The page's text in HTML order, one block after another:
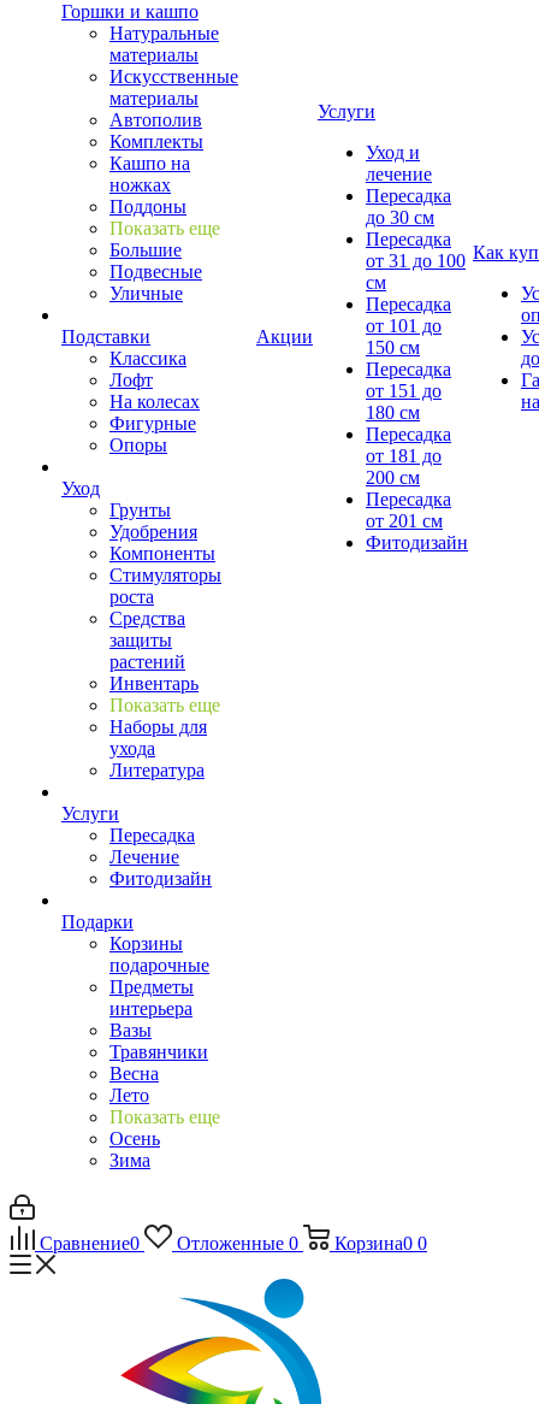
Горшки и кашпо
Натуральные
материалы
Искусственные
материалы
Автополив
Комплекты
Кашпо на
ножках
Поддоны
Показать еще
Большие
Подвесные
Уличные
Подставки
Классика
Лофт
На колесах
Фигурные
Опоры
Уход
Грунты
Удобрения
Компоненты
Стимуляторы
роста
Средства
защиты
растений
Инвентарь
Показать еще
Наборы для
ухода
Литература
Услуги
Пересадка
Лечение
Фитодизайн
Подарки
Корзины
подарочные
Предметы
интерьера
Вазы
Травянчики
Весна
Лето
Показать еще
Осень
Зима
Акции
Услуги
Уход и
лечение
Пересадка
до 30 см
Пересадка
от 31 до 100
см
Пересадка
от 101 до
150 см
Пересадка
от 151 до
180 см
Пересадка
от 181 до
200 см
Пересадка
от 201 см
Фитодизайн
Как
Сравнение0 Отложенные 0 Корзина0 0